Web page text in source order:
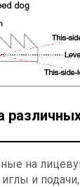
на
и